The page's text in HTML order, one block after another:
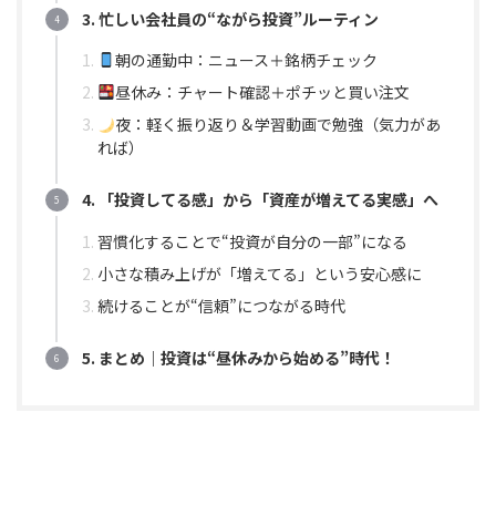
3. 忙しい会社員の“ながら投資”ルーティン
朝の通勤中：ニュース＋銘柄チェック
昼休み：チャート確認＋ポチッと買い注文
夜：軽く振り返り＆学習動画で勉強（気力があ
れば）
4. 「投資してる感」から「資産が増えてる実感」へ
習慣化することで“投資が自分の一部”になる
小さな積み上げが「増えてる」という安心感に
続けることが“信頼”につながる時代
5. まとめ｜投資は“昼休みから始める”時代！